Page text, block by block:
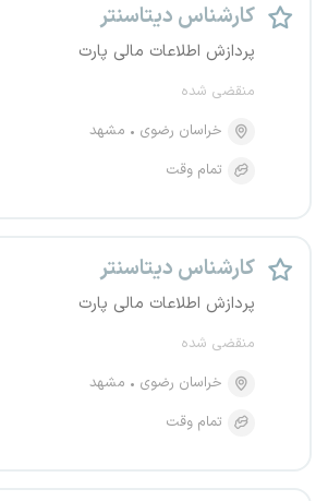
کارشناس دیتاسنتر
پردازش اطلاعات مالی پارت
منقضی شده
خراسان رضوی
مشهد
تمام وقت
کارشناس دیتاسنتر
پردازش اطلاعات مالی پارت
منقضی شده
خراسان رضوی
مشهد
تمام وقت